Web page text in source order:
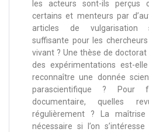
les acteurs sont-ils perçus
certains et menteurs par
articles de vulgarisation
suffisante pour les
vivant ? Une thèse de
des expérimentations est-
reconnaître une donnée
parascientifique ?
documentaire, quelles
régulièrement ? La maîtrise
nécessaire si l’on